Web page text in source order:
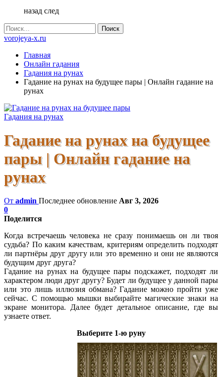
назад след
vorojeya-x.ru
Главная
Онлайн гадания
Гадания на рунах
Гадание на рунах на будущее пары | Онлайн гадание на
рунах
Гадания на рунах
Гадание на рунах на будущее
пары | Онлайн гадание на
рунах
От admin Последнее обновление Авг 3, 2026
0
Поделится
Когда встречаешь человека не сразу понимаешь он ли твоя
судьба? По каким качествам, критериям определить подходят
ли партнёры друг другу или это временно и они не являются
будущим друг друга?
Гадание на рунах на будущее пары подскажет, подходят ли
характером люди друг другу? Будет ли будущее у данной пары
или это лишь иллюзия обмана? Гадание можно пройти уже
сейчас. С помощью мышки выбирайте магические знаки на
экране монитора. Далее будет детальное описание, где вы
узнаете ответ.
Выберите 1-ю руну